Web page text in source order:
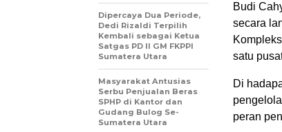
Budi
secara
satu
Di
peran
Dipercaya Dua Periode,
Dedi Rizaldi Terpilih
Kembali sebagai Ketua
Satgas PD II GM FKPPI
Sumatera Utara
Masyarakat Antusias
Serbu Penjualan Beras
SPHP di Kantor dan
Gudang Bulog Se-
Sumatera Utara